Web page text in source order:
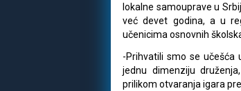
lokalne samouprave u
već devet godina, a u
učenicima osnovnih
-Prihvatili smo se učešća
jednu dimenziju
prilikom otvaranja igara